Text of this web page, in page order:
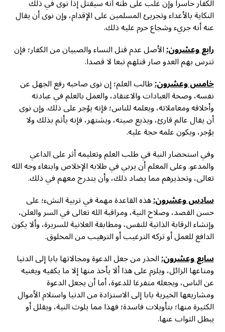
الكفار حاسرا وإن غلب على ظنه أنه سيقتل إذا نوى في ذلك
النكاية بالأعداء وتجريئ المسلمين على الإقدام، وإن نوى أن يقال
عنه أنه جريء وشجاع حرم عليه ذلك.
رابع وعشرون:الأصل عدم قتل النساء والصبيان من الكفار؛ فإن
تترس بهم العدو صار قتلهم تبعا لا قصدا.
خامس وعشرون:طالب العلم؛ إن نوى صاحبه رفع الجهل عن
نفسه، وصحة العبادات والاعتقاد، والعمل بالعلم في عبادته
وأخلاقه ومعاملاته، ويعلمه للناس؛ فإنه يؤجر على ذلك. وإن نوى
أن يقال عالم قارئ، ويذيع صيته، ويشتهر، فإنه يأثم بذلك ولا
يؤجر، ويكون علمه حجة عليه.
وفي استحضار النية في طلب العلم وتعليمه أثر على الداعي
والمدعو. وعلى المعلم أن يربي في طلابه الإخلاص وابتغاء وجه الله
تعالى، وتحذيرهم مما يضاد ذلك، وأن يتدرج معهم في ذلك.
سادس وعشرون:هذه القاعدة مهمة في تربية النشء؛ على
حسن القصد، وصلاح النية، ومراقبة الله تعالى في السر والعلن،
وإنشاء الرقابة الذاتية للنفس، ومطابقة العلانية للسريرة، وألا يكون
الدافع للعمل أو تركه الترغيب أو الترهيب من المخلوق.
سابع وعشرون:الحذر من جعل الدعوة ومجالاتها بابا إلى الدنيا
ومتاعها الزائل، ويلزم على هذا ألا يأخذ منها إلا ما يكفيه ويغنيه
عن الناس، ويجعله متفرغا للدعوة، أما أن يجعل الدعوة
ومشاريعها الخيرية بابا إلى الاستزادة من الدنيا واستلام الأموال
الكثيرة منها؛ بتأويلات فاسدة؛ فهذا مما يلوث النية، ويقلل أو
يبطل الثواب عنها.